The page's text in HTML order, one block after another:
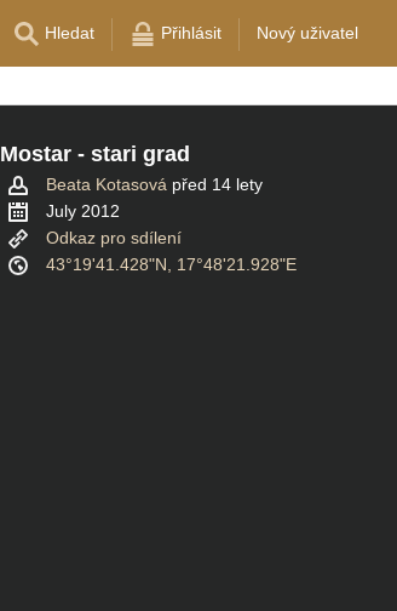
Hledat Přihlásit Nový uživatel
Mostar - stari grad
Beata Kotasová před 14 lety
July 2012
Odkaz pro sdílení
43°19'41.428"N, 17°48'21.928"E